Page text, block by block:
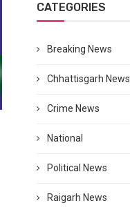
CATEGORIES
Breaking News
Chhattisgarh News
Crime News
National
Political News
Raigarh News